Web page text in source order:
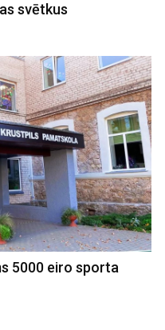
svētkus
5000 eiro sporta